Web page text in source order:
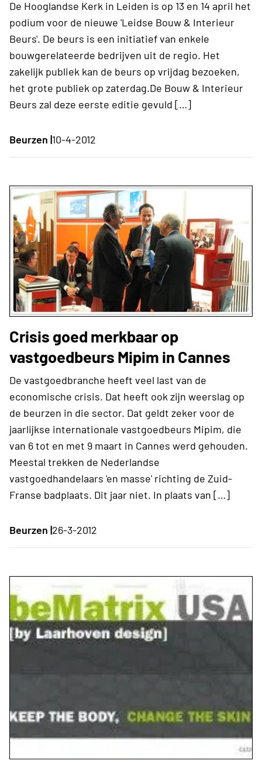
De Hooglandse Kerk in Leiden is op 13 en 14 april het
podium voor de nieuwe 'Leidse Bouw & Interieur
Beurs'. De beurs is een initiatief van enkele
bouwgerelateerde bedrijven uit de regio. Het
zakelijk publiek kan de beurs op vrijdag bezoeken,
het grote publiek op zaterdag.De Bouw & Interieur
Beurs zal deze eerste editie gevuld […]
Beurzen |10-4-2012
Crisis goed merkbaar op
vastgoedbeurs Mipim in Cannes
De vastgoedbranche heeft veel last van de
economische crisis. Dat heeft ook zijn weerslag op
de beurzen in die sector. Dat geldt zeker voor de
jaarlijkse internationale vastgoedbeurs Mipim, die
van 6 tot en met 9 maart in Cannes werd gehouden.
Meestal trekken de Nederlandse
vastgoedhandelaars 'en masse' richting de Zuid-
Franse badplaats. Dit jaar niet. In plaats van […]
Beurzen |26-3-2012